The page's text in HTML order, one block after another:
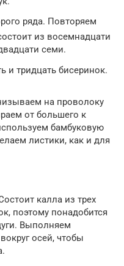
ряда. Повторяем
из восемнадцати
семи.
и тридцать бисеринок.
на проволоку
от большего к
бамбуковую
листики, как и для
калла из трех
поэтому понадобится
Выполняем
осей, чтобы